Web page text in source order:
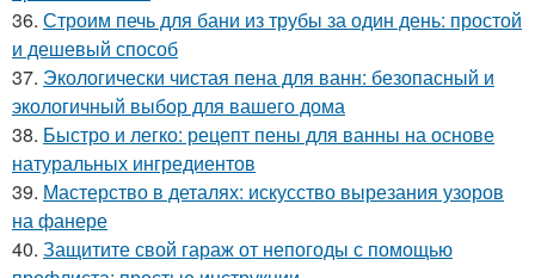
36. Строим печь для бани из трубы за один день: простой
и дешевый способ
37. Экологически чистая пена для ванн: безопасный и
экологичный выбор для вашего дома
38. Быстро и легко: рецепт пены для ванны на основе
натуральных ингредиентов
39. Мастерство в деталях: искусство вырезания узоров
на фанере
40. Защитите свой гараж от непогоды с помощью